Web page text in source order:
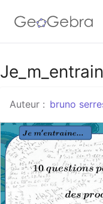
Google Classroom
Classe GeoGebra
Auteur : bruno